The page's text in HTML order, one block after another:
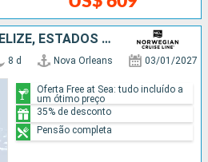
MÉXICO, HONDURAS, BELIZE, ESTADOS UNIDOS
8 d Nova Orleans 03/01/2027
Oferta Free at Sea: tudo incluído a
um ótimo preço
35% de desconto
Pensão completa